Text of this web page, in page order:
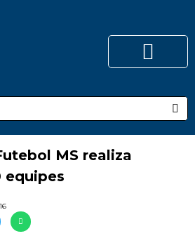
MS realiza
equipes